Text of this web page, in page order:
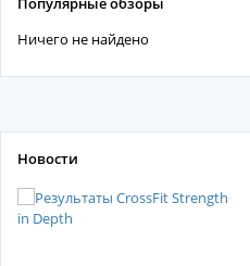
Ничего не найдено
Новости